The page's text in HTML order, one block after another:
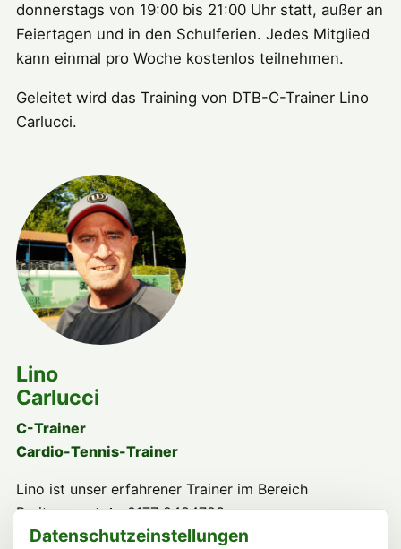
donnerstags von 19:00 bis 21:00 Uhr statt, außer an
Feiertagen und in den Schulferien. Jedes Mitglied
kann einmal pro Woche kostenlos teilnehmen.
Geleitet wird das Training von DTB-C-Trainer Lino
Carlucci.
Lino
Carlucci
C-Trainer
Cardio-Tennis-Trainer
Lino ist unser erfahrener Trainer im Bereich
Breitensport. 📞 0177 2484783
Datenschutzeinstellungen